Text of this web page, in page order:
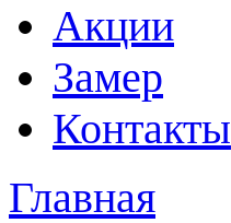
Акции
Замер
Контакты
Главная